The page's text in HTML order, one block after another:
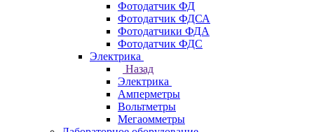
Фотодатчик ФД
Фотодатчик ФДСА
Фотодатчики ФДА
Фотодатчик ФДС
Электрика
Назад
Электрика
Амперметры
Вольтметры
Мегаомметры